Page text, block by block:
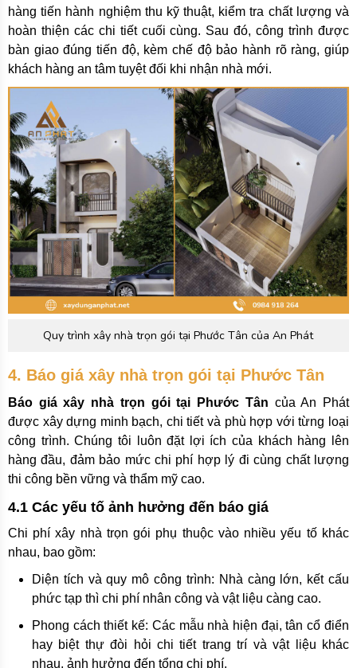
hàng tiến hành nghiệm thu kỹ thuật, kiểm tra chất lượng và
hoàn thiện các chi tiết cuối cùng. Sau đó, công trình được
bàn giao đúng tiến độ, kèm chế độ bảo hành rõ ràng, giúp
khách hàng an tâm tuyệt đối khi nhận nhà mới.
Quy trình xây nhà trọn gói tại Phước Tân của An Phát
4. Báo giá xây nhà trọn gói tại Phước Tân
Báo giá xây nhà trọn gói tại Phước Tân của An Phát
được xây dựng minh bạch, chi tiết và phù hợp với từng loại
công trình. Chúng tôi luôn đặt lợi ích của khách hàng lên
hàng đầu, đảm bảo mức chi phí hợp lý đi cùng chất lượng
thi công bền vững và thẩm mỹ cao.
4.1 Các yếu tố ảnh hưởng đến báo giá
Chi phí xây nhà trọn gói phụ thuộc vào nhiều yếu tố khác
nhau, bao gồm:
Diện tích và quy mô công trình: Nhà càng lớn, kết cấu
phức tạp thì chi phí nhân công và vật liệu càng cao.
Phong cách thiết kế: Các mẫu nhà hiện đại, tân cổ điển
hay biệt thự đòi hỏi chi tiết trang trí và vật liệu khác
nhau, ảnh hưởng đến tổng chi phí.